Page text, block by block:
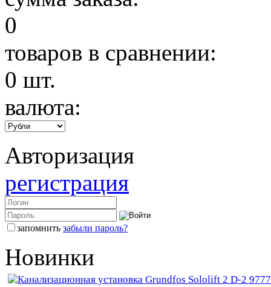
0
товаров в сравнении:
0 шт.
валюта:
Авторизация
регистрация
запомнить забыли пароль?
Новинки